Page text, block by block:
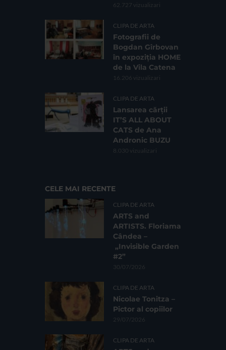
62.727 vizualizari
CLIPA DE ARTA
Fotografii de
Bogdan Gîrbovan
în expoziția HOME
de la Vila Catena
16.206 vizualizari
CLIPA DE ARTA
Lansarea cărții
IT’S ALL ABOUT
CATS de Ana
Andronic BUZU
8.030 vizualizari
CELE MAI RECENTE
CLIPA DE ARTA
ARTS and
ARTISTS. Floriama
Cândea –
„Invisible Garden
#2”
30/07/2026
CLIPA DE ARTA
Nicolae Tonitza –
Pictor al copiilor
29/07/2026
CLIPA DE ARTA